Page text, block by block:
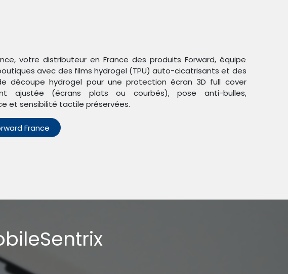
de protection personnalisable
votre distributeur en France des produits Forward, équipe
avec des films hydrogel (TPU) auto-cicatrisants et des
découpe hydrogel pour une protection écran 3D full cover
ajustée (écrans plats ou courbés), pose anti-bulles,
et sensibilité tactile préservées.
France